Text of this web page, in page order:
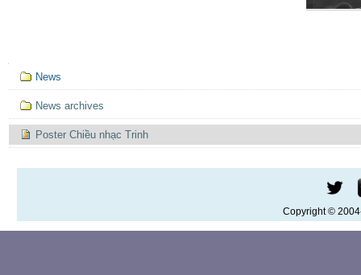
Mục
định
hướng
News
News archives
Poster Chiều nhạc Trinh
Copyright ©